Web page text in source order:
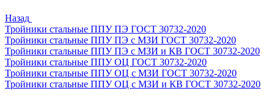
Назад
Тройники стальные ППУ ПЭ ГОСТ 30732-2020
Тройники стальные ППУ ПЭ с МЗИ ГОСТ 30732-2020
Тройники стальные ППУ ПЭ с МЗИ и КВ ГОСТ 30732-2020
Тройники стальные ППУ ОЦ ГОСТ 30732-2020
Тройники стальные ППУ ОЦ с МЗИ ГОСТ 30732-2020
Тройники стальные ППУ ОЦ с МЗИ и КВ ГОСТ 30732-2020